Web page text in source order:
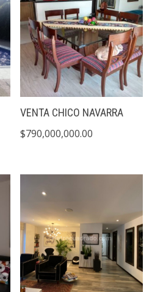
VENTA CHICO NAVARRA
$790,000,000.00